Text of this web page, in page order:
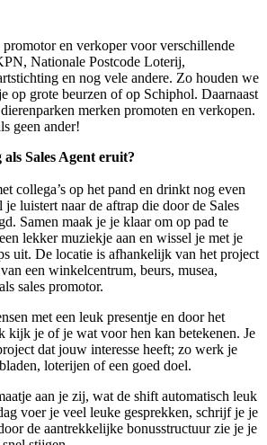
en verkoper voor verschillende
Nationale Postcode Loterij,
en nog vele andere. Zo houden we
op grote beurzen of op Schiphol. Daarnaast
merken promoten en verkopen.
geen ander!
Sales Agent eruit?
collega’s op het pand en drinkt nog even
luistert naar de aftrap die door de Sales
Samen maak je je klaar om op pad te
lekker muziekje aan en wissel je met je
uit. De locatie is afhankelijk van het project
een winkelcentrum, beurs, musea,
sales promotor.
met een leuk presentje en door het
kijk je of je wat voor hen kan betekenen. Je
dat jouw interesse heeft; zo werk je
loterijen of een goed doel.
aan je zij, wat de shift automatisch leuk
voer je veel leuke gesprekken, schrijf je je
de aantrekkelijke bonusstructuur zie je je